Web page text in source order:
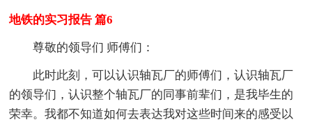
地铁的实习报告 篇6
尊敬的领导们 师傅们：
此时此刻，可以认识轴瓦厂的师傅们，认识轴瓦厂
的领导们，认识整个轴瓦厂的同事前辈们，是我毕生的
荣幸。我都不知道如何去表达我对这些时间来的感受以